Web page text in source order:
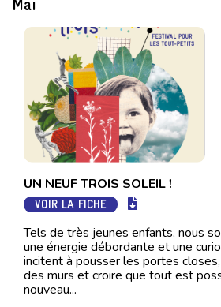
Mai
UN NEUF TROIS SOLEIL !
VOIR LA FICHE
Tels de très jeunes enfants, nous
une énergie débordante et une
incitent à pousser les portes
des murs et croire que tout est
nouveau...